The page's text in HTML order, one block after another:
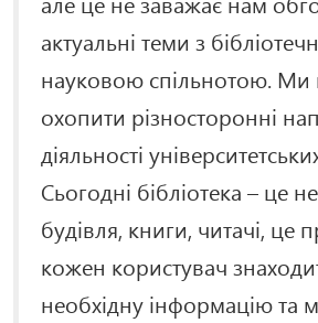
актуальні теми з
науковою спільнотою. Ми
охопити різносторонні
діяльності
Сьогодні бібліотека – це
будівля, книги, читачі, це
кожен користувач
необхідну інформацію та